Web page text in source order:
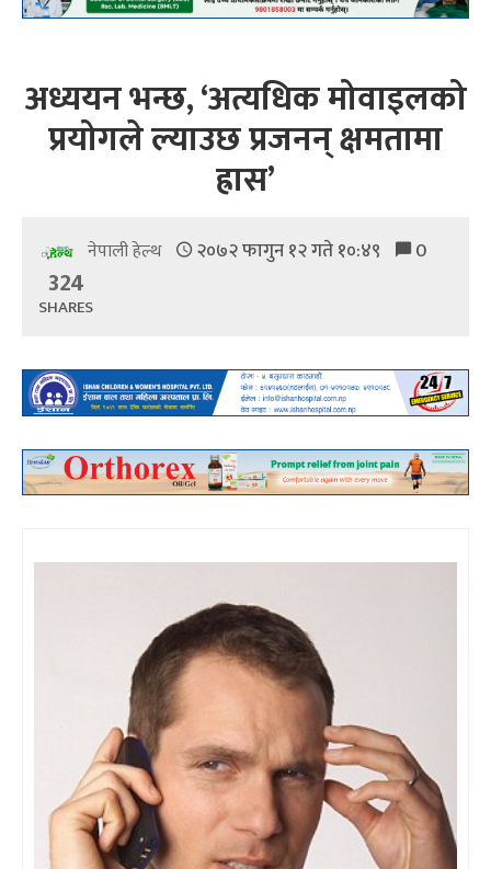
अध्ययन भन्छ, ‘अत्यधिक मोवाइलको
प्रयोगले ल्याउछ प्रजनन् क्षमतामा
ह्रास’
नेपाली हेल्थ २०७२ फागुन १२ गते १०:४९ 0
324
SHARES